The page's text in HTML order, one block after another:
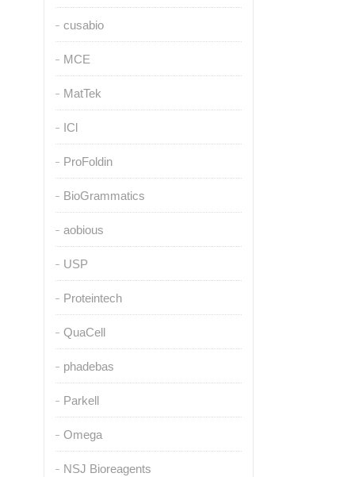
cusabio
MCE
MatTek
ICl
ProFoldin
BioGrammatics
aobious
USP
Proteintech
QuaCell
phadebas
Parkell
Omega
NSJ Bioreagents